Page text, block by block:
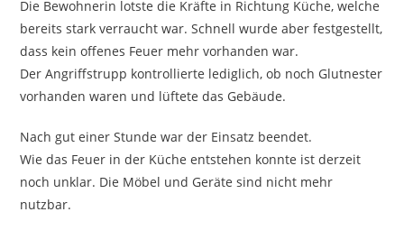
Die Bewohnerin lotste die Kräfte in Richtung Küche, welche
bereits stark verraucht war. Schnell wurde aber festgestellt,
dass kein offenes Feuer mehr vorhanden war.
Der Angriffstrupp kontrollierte lediglich, ob noch Glutnester
vorhanden waren und lüftete das Gebäude.
Nach gut einer Stunde war der Einsatz beendet.
Wie das Feuer in der Küche entstehen konnte ist derzeit
noch unklar. Die Möbel und Geräte sind nicht mehr
nutzbar.